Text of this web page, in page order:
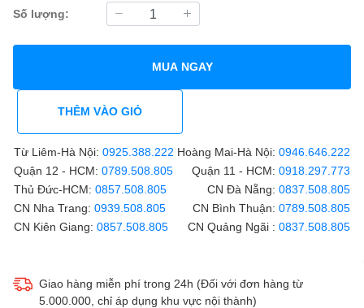
Số lượng:
MUA NGAY
THÊM VÀO GIỎ
Từ Liêm-Hà Nội: 0925.388.222 Hoàng Mai-Hà Nội: 0946.646.222
Quận 12 - HCM: 0789.508.805 Quận 11 - HCM: 0918.297.773
Thủ Đức-HCM: 0857.508.805 CN Đà Nẵng: 0837.508.805
CN Nha Trang: 0939.508.805 CN Bình Thuận: 0789.508.805
CN Kiên Giang: 0857.508.805 CN Quảng Ngãi : 0837.508.805
Giao hàng miễn phí trong 24h (Đối với đơn hàng từ
5.000.000, chỉ áp dụng khu vực nội thành)